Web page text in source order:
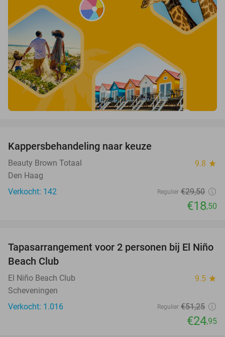
Kappersbehandeling naar keuze
Beauty Brown Totaal 9.8 star
Den Haag
Verkocht: 142
Regulier €29,50
€18,50
51%
Tapasarrangement voor 2 personen bij El Niño
Beach Club
El Niño Beach Club 9.5 star
Scheveningen
Verkocht: 1.016
Regulier €51,25
€24,95